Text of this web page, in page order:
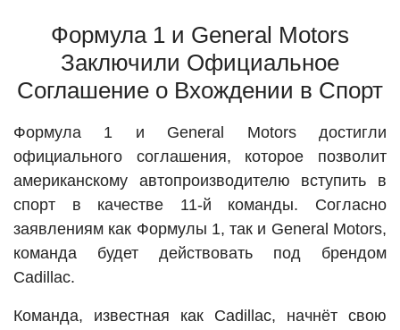
Формула 1 и General Motors
Заключили Официальное
Соглашение о Вхождении в Спорт
Формула 1 и General Motors достигли
официального соглашения, которое позволит
американскому автопроизводителю вступить в
спорт в качестве 11-й команды. Согласно
заявлениям как Формулы 1, так и General Motors,
команда будет действовать под брендом
Cadillac.
Команда, известная как Cadillac, начнёт свою